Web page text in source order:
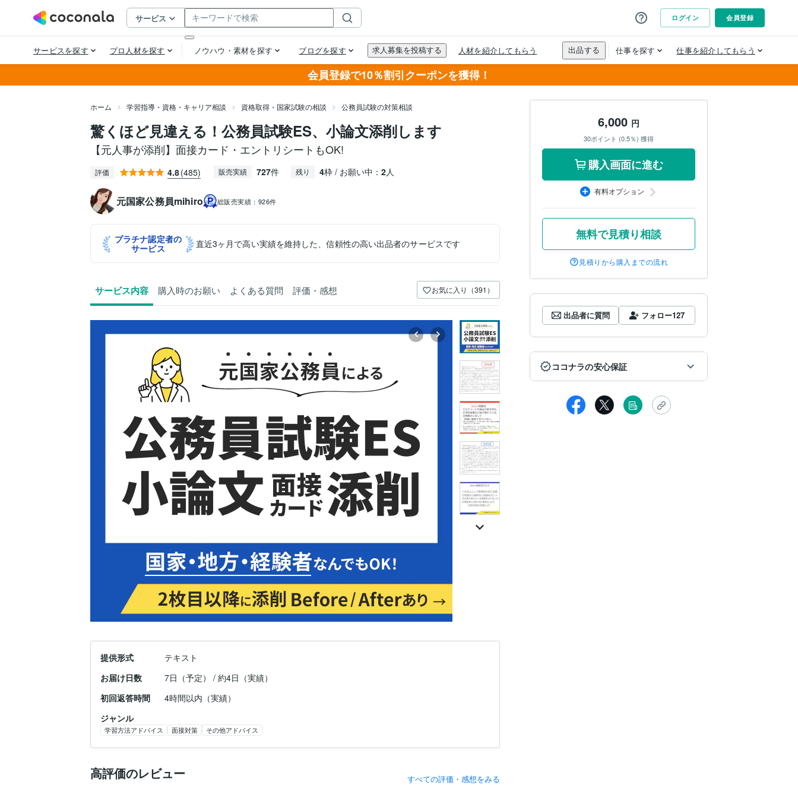
会員登録で10％割引クーポンを獲得！
ホーム 学習指導・資格・キャリア相談 資格取得・国家試験の相談 公務員試験の対策相談
驚くほど見違える！公務員試験ES、小論文添削します
【元人事が添削】面接カード・エントリシートもOK!
評価 4.8(485) 販売実績 727件 残り 4枠 / お願い中： 2人
元国家公務員mihiro 総販売実績： 926件
プラチナ認定者の
サービス
直近3ヶ月で高い実績を維持した、信頼性の高い出品者のサービスです
サービス内容 購入時のお願い よくある質問 評価・感想 お気に入り（391）
提供形式
テキスト
お届け日数
7日（予定） / 約4日（実績）
初回返答時間
4時間以内（実績）
ジャンル
学習方法アドバイス 面接対策 その他アドバイス
高評価のレビュー すべての評価・感想をみる
6,000 円
30ポイント (0.5％) 獲得
購入画面に進む
有料オプション
無料で見積り相談
見積りから購入までの流れ
出品者に質問 フォロー127
ココナラの安心保証